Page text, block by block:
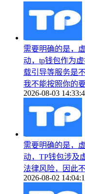
需要明确的是，
动，tp钱包作为
载引导等服务是
我不能按照你的
2026-08-03
需要明确的是，
动，TP钱包涉及
法律风险，因此
2026-08-02